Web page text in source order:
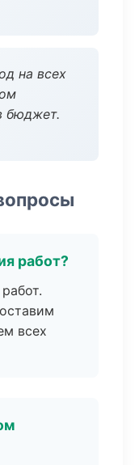
на всех
бюджет.
работ?
всех